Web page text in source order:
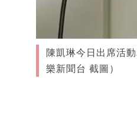
陳凱琳今日出席活
樂新聞台 截圖）